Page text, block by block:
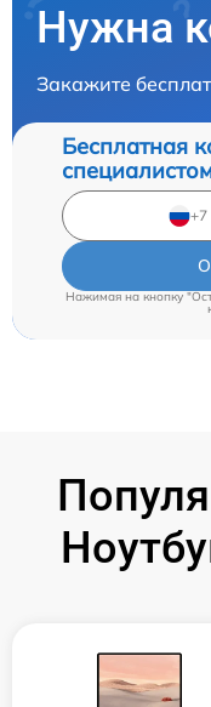
Нужна
Закажите
Бесплатная
Нажимая на кнопку